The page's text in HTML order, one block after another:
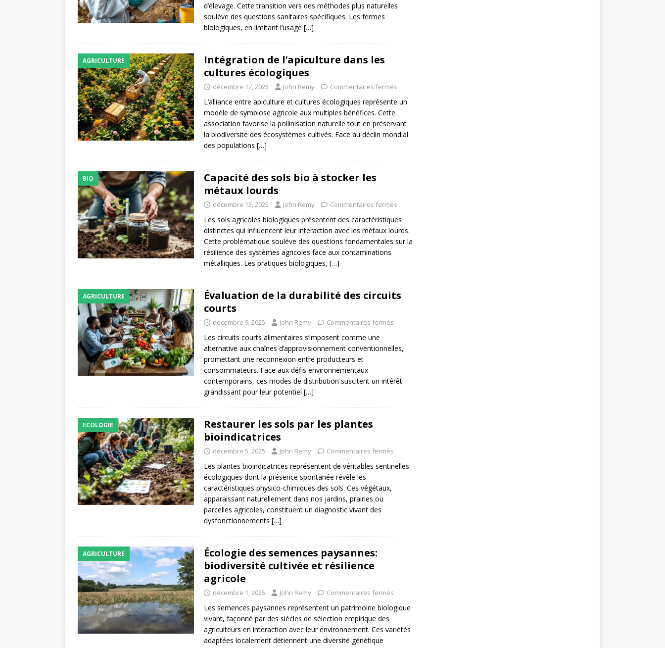
d’élevage. Cette transition vers des méthodes plus naturelles
soulève des questions sanitaires spécifiques. Les fermes
biologiques, en limitant l’usage […]
AGRICULTURE
Intégration de l’apiculture dans les
cultures écologiques
décembre 17, 2025 John Remy Commentaires fermés
L’alliance entre apiculture et cultures écologiques représente un
modèle de symbiose agricole aux multiples bénéfices. Cette
association favorise la pollinisation naturelle tout en préservant
la biodiversité des écosystèmes cultivés. Face au déclin mondial
des populations […]
BIO
Capacité des sols bio à stocker les
métaux lourds
décembre 13, 2025 John Remy Commentaires fermés
Les sols agricoles biologiques présentent des caractéristiques
distinctes qui influencent leur interaction avec les métaux lourds.
Cette problématique soulève des questions fondamentales sur la
résilience des systèmes agricoles face aux contaminations
métalliques. Les pratiques biologiques, […]
AGRICULTURE
Évaluation de la durabilité des circuits
courts
décembre 9, 2025 John Remy Commentaires fermés
Les circuits courts alimentaires s’imposent comme une
alternative aux chaînes d’approvisionnement conventionnelles,
promettant une reconnexion entre producteurs et
consommateurs. Face aux défis environnementaux
contemporains, ces modes de distribution suscitent un intérêt
grandissant pour leur potentiel […]
ECOLOGIE
Restaurer les sols par les plantes
bioindicatrices
décembre 5, 2025 John Remy Commentaires fermés
Les plantes bioindicatrices représentent de véritables sentinelles
écologiques dont la présence spontanée révèle les
caractéristiques physico-chimiques des sols. Ces végétaux,
apparaissant naturellement dans nos jardins, prairies ou
parcelles agricoles, constituent un diagnostic vivant des
dysfonctionnements […]
AGRICULTURE
Écologie des semences paysannes:
biodiversité cultivée et résilience
agricole
décembre 1, 2025 John Remy Commentaires fermés
Les semences paysannes représentent un patrimoine biologique
vivant, façonné par des siècles de sélection empirique des
agriculteurs en interaction avec leur environnement. Ces variétés
adaptées localement détiennent une diversité génétique